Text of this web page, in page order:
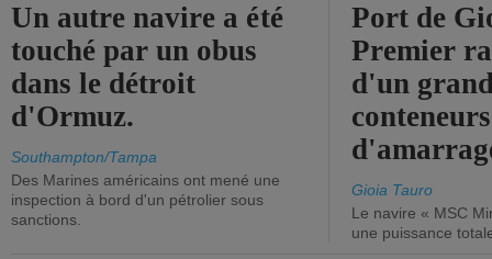
Un autre navire a été
touché par un obus
dans le détroit
d'Ormuz.
Southampton/Tampa
Des Marines américains ont mené une
inspection à bord d'un pétrolier sous
sanctions.
Port de
Premier
d'un
Gioia Tauro
Le navire « MSC
une puissance